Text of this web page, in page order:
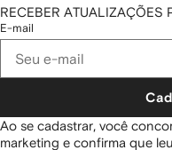
RECEBER ATUALIZAÇÕES
E-mail
Ao se cadastrar, você
marketing e confirma que